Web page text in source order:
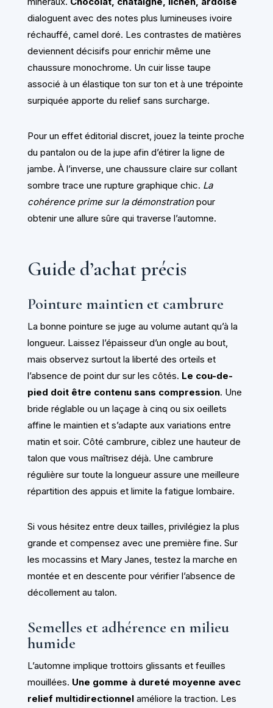
dialoguent avec des notes plus lumineuses ivoire
réchauffé, camel doré. Les contrastes de matières
deviennent décisifs pour enrichir même une
chaussure monochrome. Un cuir lisse taupe
associé à un élastique ton sur ton et à une trépointe
surpiquée apporte du relief sans surcharge.
Pour un effet éditorial discret, jouez la teinte proche
du pantalon ou de la jupe afin d’étirer la ligne de
jambe. À l’inverse, une chaussure claire sur collant
sombre trace une rupture graphique chic. La
cohérence prime sur la démonstrationpour
obtenir une allure sûre qui traverse l’automne.
Guide d’achat précis
Pointure maintien et cambrure
La bonne pointure se juge au volume autant qu’à la
longueur. Laissez l’épaisseur d’un ongle au bout,
mais observez surtout la liberté des orteils et
l’absence de point dur sur les côtés. Le cou-de-
pied doit être contenu sans compression. Une
bride réglable ou un laçage à cinq ou six oeillets
affine le maintien et s’adapte aux variations entre
matin et soir. Côté cambrure, ciblez une hauteur de
talon que vous maîtrisez déjà. Une cambrure
régulière sur toute la longueur assure une meilleure
répartition des appuis et limite la fatigue lombaire.
Si vous hésitez entre deux tailles, privilégiez la plus
grande et compensez avec une première fine. Sur
les mocassins et Mary Janes, testez la marche en
montée et en descente pour vérifier l’absence de
décollement au talon.
Semelles et adhérence en milieu
humide
L’automne implique trottoirs glissants et feuilles
mouillées. Une gomme à dureté moyenne avec
relief multidirectionnelaméliore la traction. Les